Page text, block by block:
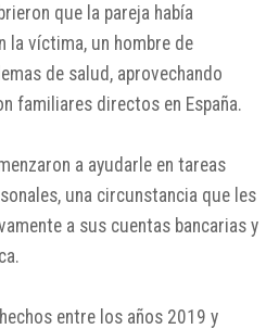
que la pareja había
la víctima, un hombre de
de salud, aprovechando
familiares directos en España.
a ayudarle en tareas
una circunstancia que les
a sus cuentas bancarias y
entre los años 2019 y